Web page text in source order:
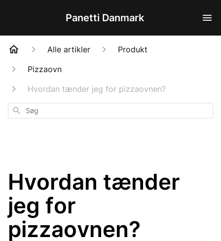
Panetti Danmark
Alle artikler
Produkt
Pizzaovn
Hvordan tænder jeg for pizzaovnen?
Søg
Hvordan tænder
jeg for
pizzaovnen?